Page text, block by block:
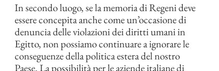
In secondo luogo, se la memoria di Regeni deve
essere concepita anche come un’occasione di
denuncia delle violazioni dei diritti umani in
Egitto, non possiamo continuare a ignorare le
conseguenze della politica estera del nostro
Paese. La possibilità per le aziende italiane di